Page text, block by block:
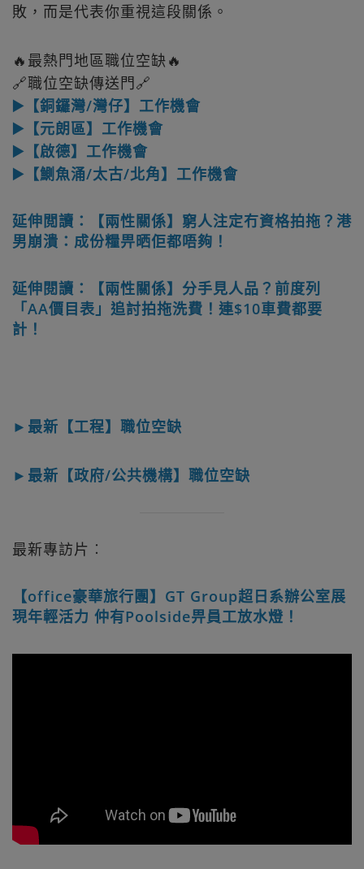
敗，而是代表你重視這段關係。
🔥最熱門地區職位空缺🔥
🔗職位空缺傳送門🔗
▶️【銅鑼灣/灣仔】工作機會
▶️【元朗區】工作機會
▶️【啟德】工作機會
▶️【鰂魚涌/太古/北角】工作機會
延伸閲讀：【兩性關係】窮人注定冇資格拍拖？港
男崩潰：成份糧畀晒佢都唔夠！
延伸閱讀：【兩性關係】分手見人品？前度列
「AA價目表」追討拍拖洗費！連$10車費都要
計！
►最新【工程】職位空缺
►最新【政府/公共機構】職位空缺
最新專訪片︰
【office豪華旅行團】GT Group超日系辦公室展
現年輕活力 仲有Poolside畀員工放水燈！